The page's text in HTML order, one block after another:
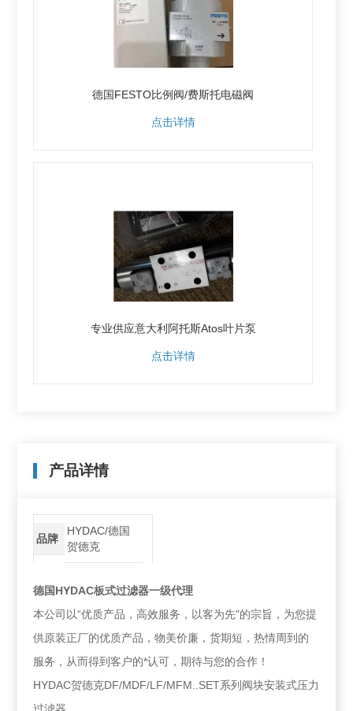
德国FESTO比例阀/费斯托电磁阀
点击详情
专业供应意大利阿托斯Atos叶片泵
点击详情
产品详情
品牌
HYDAC/德国
贺德克
德国HYDAC板式过滤器一级代理
本公司以“优质产品，高效服务，以客为先"的宗旨，为您提
供原装正厂的优质产品，物美价廉，货期短，热情周到的
服务，从而得到客户的*认可，期待与您的合作！
HYDAC贺德克DF/MDF/LF/MFM..SET系列阀块安装式压力